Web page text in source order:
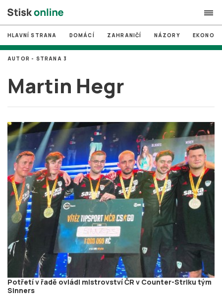
search
# MUNI
# Brno
# volby
login PŘIHLÁSIT SE
Zapomněli jste heslo?
Založit nový účet
HLAVNÍ STRANA DOMÁCÍ ZAHRANIČÍ NÁZORY
Martin Hegr
AUTOR - STRANA 3
Potřetí v řadě ovládl mistrovství ČR v Counter-Striku tým
Sinners